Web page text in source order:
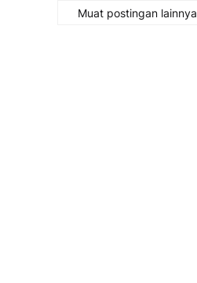
Muat postingan lainnya